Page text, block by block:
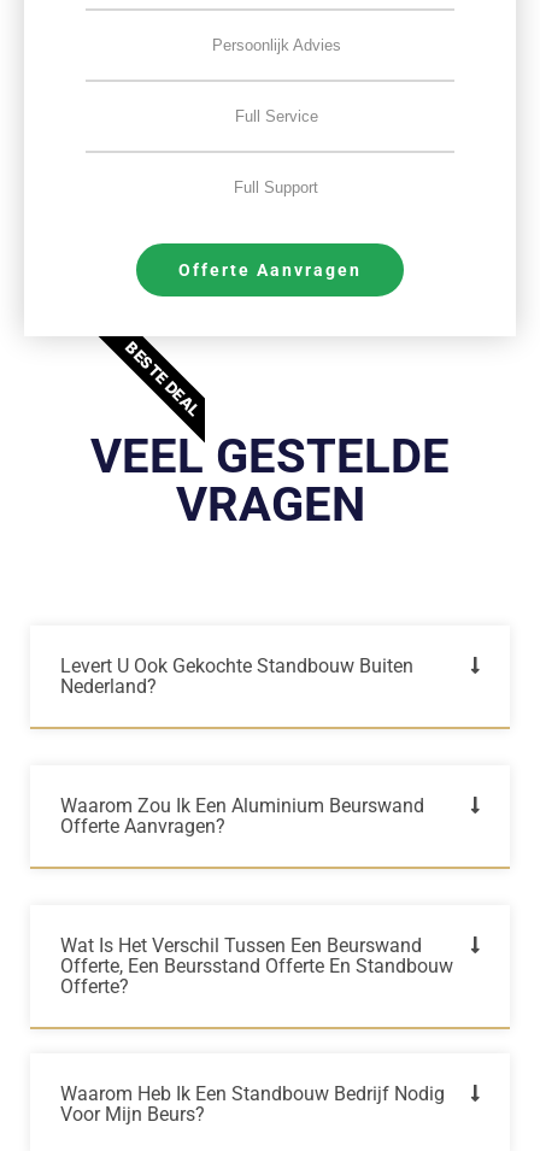
Persoonlijk Advies
Full Service
Full Support
Offerte Aanvragen
BESTE DEAL
VEEL GESTELDE
VRAGEN
Levert U Ook Gekochte Standbouw Buiten
Nederland?
Waarom Zou Ik Een Aluminium Beurswand
Offerte Aanvragen?
Wat Is Het Verschil Tussen Een Beurswand
Offerte, Een Beursstand Offerte En Standbouw
Offerte?
Waarom Heb Ik Een Standbouw Bedrijf Nodig
Voor Mijn Beurs?